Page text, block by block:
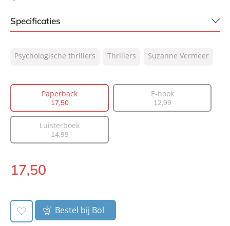
Specificaties
NUR:
332
Auteur(s):
Suzanne Vermeer
Aantal pagina's:
320
Psychologische thrillers Thrillers Suzanne Vermeer
Paperback
17,50
E-book
12,99
Luisterboek
14,99
Paperback:
17,50
Bestel bij Bol